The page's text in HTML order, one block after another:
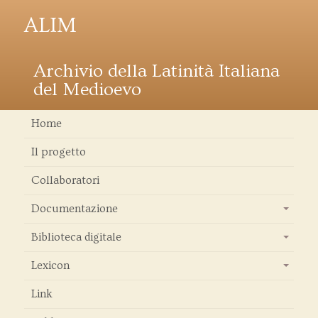
ALIM
Archivio della Latinità Italiana
del Medioevo
Home
Il progetto
Collaboratori
Documentazione
Biblioteca digitale
Lexicon
Link